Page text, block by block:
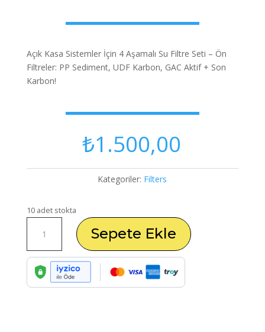
Açık Kasa Sistemler İçin 4 Aşamalı Su Filtre Seti – Ön
Filtreler: PP Sediment, UDF Karbon, GAC Aktif + Son
Karbon!
₺1.500,00
Kategoriler: Filters
10 adet stokta
Kasa
Su
Sistemleri
İçin
4
Sepete Ekle